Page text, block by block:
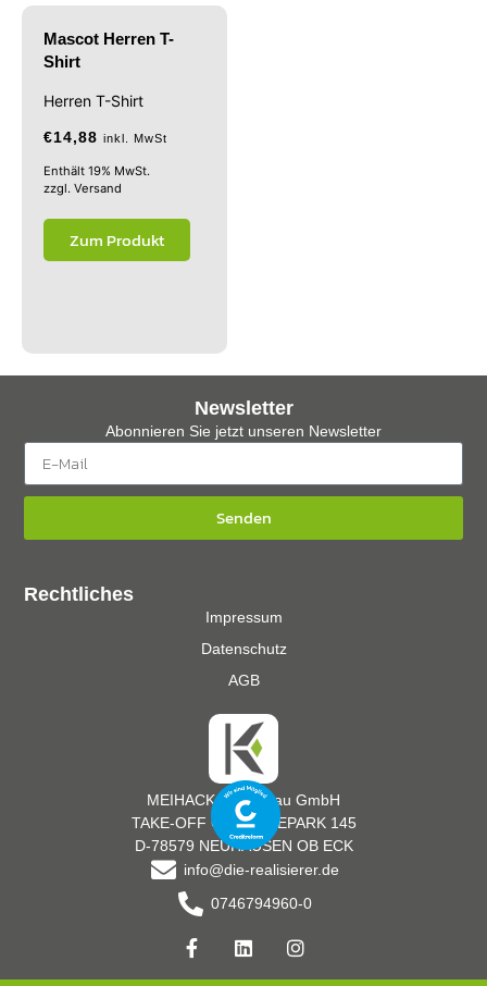
Mascot Herren T-
Shirt
Herren T-Shirt
€14,88 inkl. MwSt
Enthält 19% MwSt.
zzgl. Versand
Zum Produkt
MEIHACK Messebau GmbH
TAKE-OFF GEWERBEPARK 145
D-78579 NEUHAUSEN OB ECK
info@die-realisierer.de
0746794960-0
Rechtliches
Impressum
Datenschutz
AGB
Newsletter
Abonnieren Sie jetzt unseren Newsletter
Senden